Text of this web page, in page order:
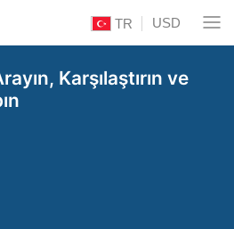
TR USD
Karşılaştırın ve